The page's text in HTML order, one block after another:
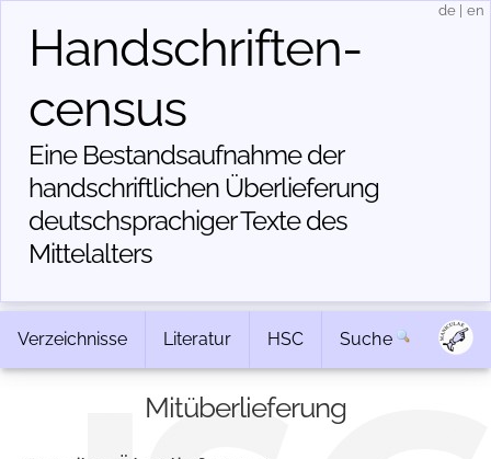
Handschriften­
census
Eine Bestandsaufnahme der
handschriftlichen Über­lieferung
deutschsprachiger Texte des
Mittelalters
de en
Verzeichnisse Literatur HSC Suche
Mitüberlieferung